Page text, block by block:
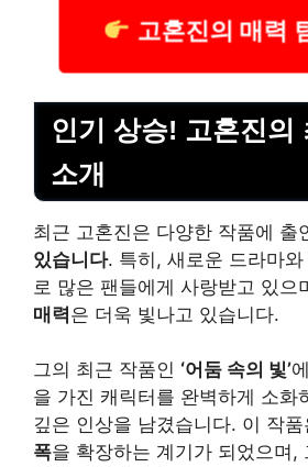
고혼진의 매력
인기 상승! 고혼진의
소개
최근 고혼진은 다양한 작품에 출
있습니다. 특히, 새로운 드라마
로 많은 팬들에게 사랑받고 있으
매력은 더욱 빛나고 있습니다.
그의 최근 작품인 ‘어둠 속의 빛’
을 가진 캐릭터를 완벽하게 소화
깊은 인상을 남겼습니다. 이 작품
폭을 확장하는 계기가 되었으며,